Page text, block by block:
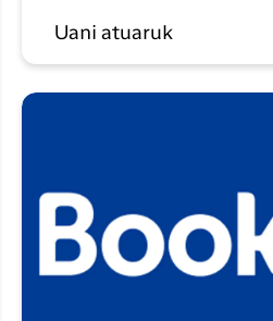
Uani atuaruk